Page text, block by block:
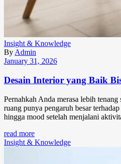
Insight & Knowledge
By Admin
January 31, 2026
Desain Interior yang Baik
Pernahkah Anda merasa lebih
ruang punya pengaruh besar
hingga mood setelah menjalani
read more
Insight & Knowledge